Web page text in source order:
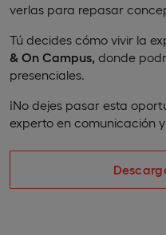
verlas para repasar
Tú decides cómo vivir la
& On Campus, donde
presenciales.
¡No dejes pasar esta
experto en comunicación